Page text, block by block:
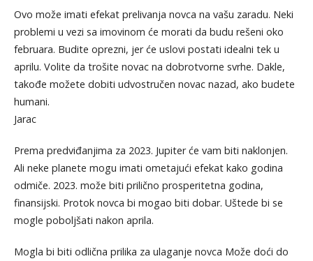
Ovo može imati efekat prelivanja novca na vašu zaradu. Neki
problemi u vezi sa imovinom će morati da budu rešeni oko
februara. Budite oprezni, jer će uslovi postati idealni tek u
aprilu. Volite da trošite novac na dobrotvorne svrhe. Dakle,
takođe možete dobiti udvostručen novac nazad, ako budete
humani.
Jarac
Prema predviđanjima za 2023. Jupiter će vam biti naklonjen.
Ali neke planete mogu imati ometajući efekat kako godina
odmiče. 2023. može biti prilično prosperitetna godina,
finansijski. Protok novca bi mogao biti dobar. Uštede bi se
mogle poboljšati nakon aprila.
Mogla bi biti odlična prilika za ulaganje novca Može doći do